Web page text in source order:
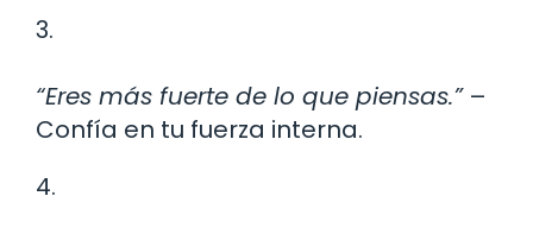
3.
“Eres más fuerte de lo que piensas.”–
Confía en tu fuerza interna.
4.